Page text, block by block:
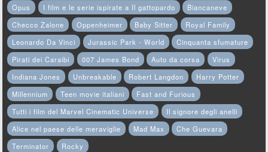
Opus
I film e le serie ispirate a Il gattopardo
Biancaneve
Checco Zalone
Oppenheimer Baby Sitter
Royal Family
Leonardo Da Vinci
Jurassic Park - World
Cinquanta sfumature
Pirati dei Caraibi
007 James Bond Auto da corsa
Virus
Indiana Jones
Unbreakable Robert Langdon
Harry Potter
Millennium
Teen movie italiani
Fast and Furious
Tutti i film del Marvel Cinematic Universe
Il signore degli anelli
Alice nel paese delle meraviglie
Mad Max
Che Guevara
Terminator
Rocky